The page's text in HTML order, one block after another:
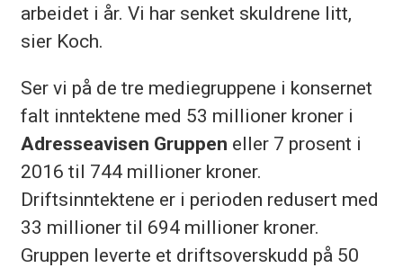
arbeidet i år. Vi har senket skuldrene litt,
sier Koch.
Ser vi på de tre mediegruppene i konsernet
falt inntektene med 53 millioner kroner i
Adresseavisen Gruppen eller 7 prosent i
2016 til 744 millioner kroner.
Driftsinntektene er i perioden redusert med
33 millioner til 694 millioner kroner.
Gruppen leverte et driftsoverskudd på 50